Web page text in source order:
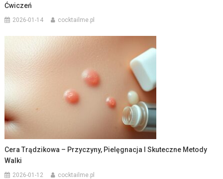
Ćwiczeń
2026-01-14 cocktailme.pl
Cera Trądzikowa – Przyczyny, Pielęgnacja I Skuteczne Metody
Walki
2026-01-12 cocktailme.pl